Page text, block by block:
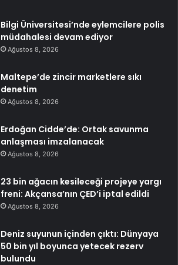
Bilgi Üniversitesi’nde eylemcilere polis
müdahalesi devam ediyor
Ağustos 8, 2026
Maltepe’de zincir marketlere sıkı
denetim
Ağustos 8, 2026
Erdoğan Cidde’de: Ortak savunma
anlaşması imzalanacak
Ağustos 8, 2026
23 bin ağacın kesileceği projeye yargı
freni: Akçansa’nın ÇED’i iptal edildi
Ağustos 8, 2026
Deniz suyunun içinden çıktı: Dünyaya
50 bin yıl boyunca yetecek rezerv
bulundu